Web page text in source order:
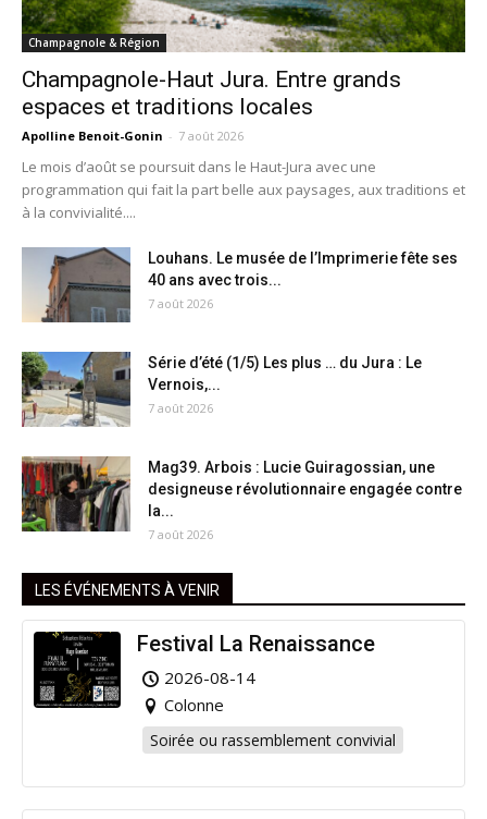
Champagnole & Région
Champagnole-Haut Jura. Entre grands
espaces et traditions locales
Apolline Benoit-Gonin - 7 août 2026
Le mois d’août se poursuit dans le Haut-Jura avec une
programmation qui fait la part belle aux paysages, aux traditions et
à la convivialité....
Louhans. Le musée de l’Imprimerie fête ses
40 ans avec trois...
7 août 2026
Série d’été (1/5) Les plus … du Jura : Le
Vernois,...
7 août 2026
Mag39. Arbois : Lucie Guiragossian, une
designeuse révolutionnaire engagée contre
la...
7 août 2026
LES ÉVÉNEMENTS À VENIR
Festival La Renaissance
2026-08-14
Colonne
Soirée ou rassemblement convivial